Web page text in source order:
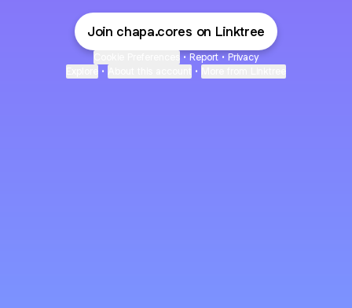
Join chapa.cores on Linktree
• Report • Privacy
• •